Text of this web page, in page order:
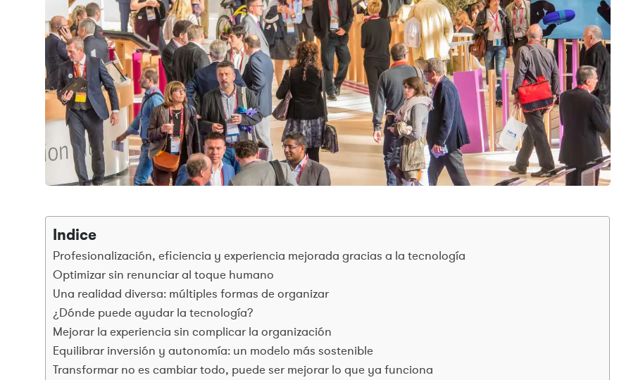
Indice
Profesionalización, eficiencia y experiencia mejorada gracias a la tecnología
Optimizar sin renunciar al toque humano
Una realidad diversa: múltiples formas de organizar
¿Dónde puede ayudar la tecnología?
Mejorar la experiencia sin complicar la organización
Equilibrar inversión y autonomía: un modelo más sostenible
Transformar no es cambiar todo, puede ser mejorar lo que ya funciona